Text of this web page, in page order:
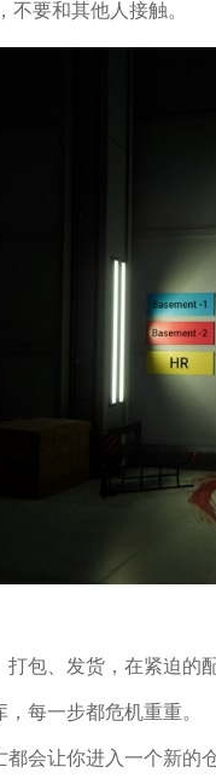
不要和其他人接触。
打包、发货，在紧迫的
每一步都危机重重。
都会让你进入一个新的